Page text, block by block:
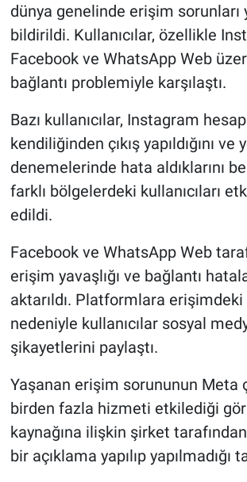
dünya genelinde erişim sorunları
bildirildi. Kullanıcılar, özellikle
Facebook ve WhatsApp Web
bağlantı problemiyle karşılaştı.
Bazı kullanıcılar, Instagram
kendiliğinden çıkış yapıldığını
denemelerinde hata aldıklarını
farklı bölgelerdeki kullanıcıları
edildi.
Facebook ve WhatsApp Web
erişim yavaşlığı ve bağlantı
aktarıldı. Platformlara erişimdeki
nedeniyle kullanıcılar sosyal
şikayetlerini paylaştı.
Yaşanan erişim sorununun Meta
birden fazla hizmeti etkilediği
kaynağına ilişkin şirket
bir açıklama yapılıp yapılmadığı